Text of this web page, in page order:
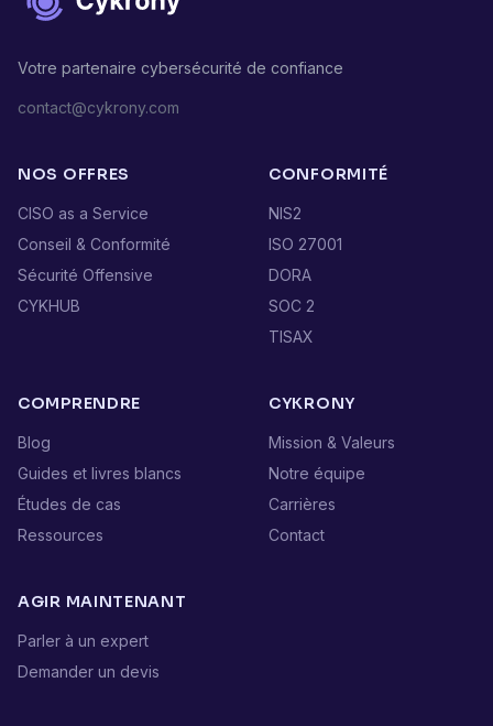
Votre partenaire cybersécurité de confiance
contact@cykrony.com
NOS OFFRES
CISO as a Service
Conseil & Conformité
Sécurité Offensive
CYKHUB
CONFORMITÉ
NIS2
ISO 27001
DORA
SOC 2
TISAX
COMPRENDRE
Blog
Guides et livres blancs
Études de cas
Ressources
CYKRONY
Mission & Valeurs
Notre équipe
Carrières
Contact
AGIR MAINTENANT
Parler à un expert
Demander un devis